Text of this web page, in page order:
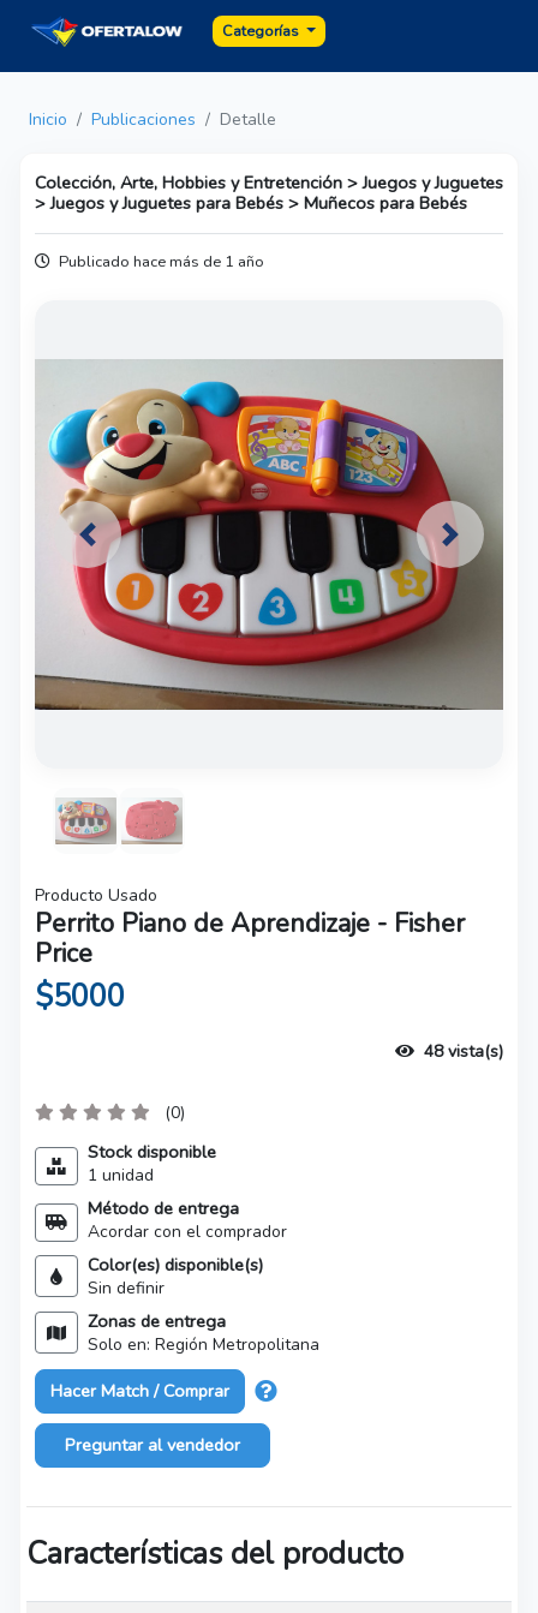
Categorías
Inicio Publicaciones Detalle
Colección, Arte, Hobbies y Entretención > Juegos y Juguetes
> Juegos y Juguetes para Bebés > Muñecos para Bebés
Publicado hace más de 1 año
Previous Next
Producto Usado
Perrito Piano de Aprendizaje - Fisher
Price
$5000
48 vista(s)
(0)
Stock disponible
1 unidad
Método de entrega
Acordar con el comprador
Color(es) disponible(s)
Sin definir
Zonas de entrega
Solo en: Región Metropolitana
Hacer Match / Comprar
Preguntar al vendedor
Características del producto